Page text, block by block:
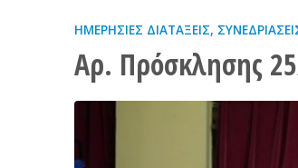
ΗΜΕΡΉΣΙΕΣ ΔΙΑΤΆΞΕΙΣ,
Αρ. Πρόσκλησης